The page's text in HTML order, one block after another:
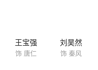
王宝强
饰 唐仁
刘昊然
饰 秦风